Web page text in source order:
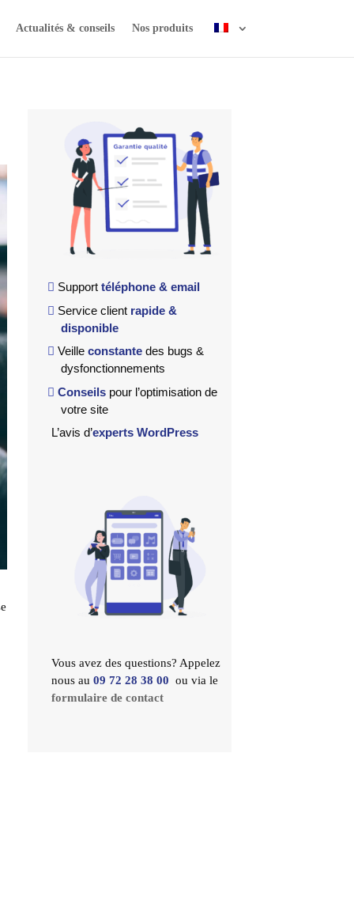
Actualités & conseils Nos produits
Support téléphone & email
Service client rapide &
disponible
Veille constante des bugs &
dysfonctionnements
Conseils pour l’optimisation de
votre site
L’avis d’experts WordPress
Vous avez des questions? Appelez
nous au09 72 28 38 00 ou via le
formulaire de contact